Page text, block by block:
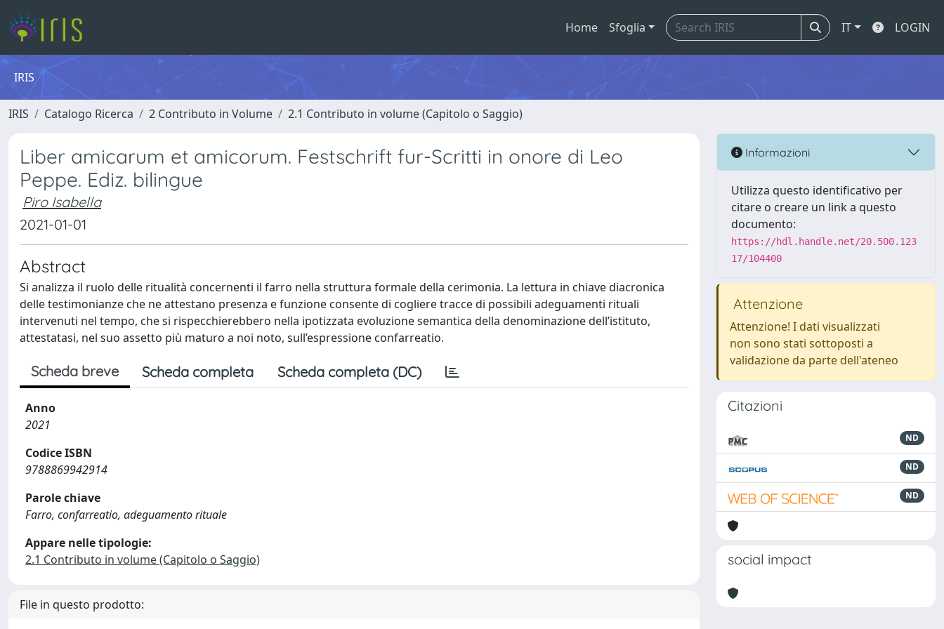
Home Sfoglia IT LOGIN
IRIS
IRIS Catalogo Ricerca 2 Contributo in Volume 2.1 Contributo in volume (Capitolo o Saggio)
Liber amicarum et amicorum. Festschrift fur-Scritti in onore di Leo
Peppe. Ediz. bilingue
Piro Isabella
2021-01-01
Abstract
Si analizza il ruolo delle ritualità concernenti il farro nella struttura formale della cerimonia. La lettura in chiave diacronica
delle testimonianze che ne attestano presenza e funzione consente di cogliere tracce di possibili adeguamenti rituali
intervenuti nel tempo, che si rispecchierebbero nella ipotizzata evoluzione semantica della denominazione dell’istituto,
attestatasi, nel suo assetto più maturo a noi noto, sull’espressione confarreatio.
Scheda breve Scheda completa Scheda completa (DC)
Anno
2021
Codice ISBN
9788869942914
Parole chiave
Farro, confarreatio, adeguamento rituale
Appare nelle tipologie:
2.1 Contributo in volume (Capitolo o Saggio)
File in questo prodotto:
Informazioni
Utilizza questo identificativo per
citare o creare un link a questo
documento:
https://hdl.handle.net/20.500.123
17/104400
Attenzione
Attenzione! I dati visualizzati
non sono stati sottoposti a
validazione da parte dell'ateneo
Citazioni
ND
ND
ND
social impact